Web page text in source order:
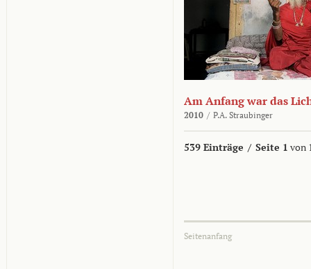
Am Anfang war das
2010 / P.A. Straubinger
539 Einträge / Seite 1 von
Seitenanfang